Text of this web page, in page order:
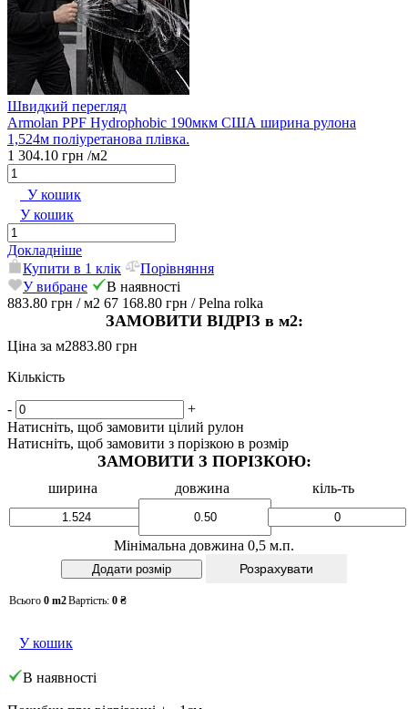
Швидкий перегляд
Armolan PPF Hydrophobic 190мкм США ширина рулона
1,524м поліуретанова плівка.
1 304.10 грн /м2
У кошик
У кошик
Докладніше
Купити в 1 клік
Порівняння
У вибране
В наявності
883.80 грн / м2 67 168.80 грн / Pelna rolka
ЗАМОВИТИ ВІДРІЗ в м2:
Ціна за м2883.80 грн
Кількість
-
+
Натисніть, щоб замовити цілий рулон
Натисніть, щоб замовити з порізкою в розмір
ЗАМОВИТИ З ПОРІЗКОЮ:
ширина довжина кіль-ть
Мінімальна довжина 0,5 м.п.
Розрахувати
Всього 0 m2Вартість: 0 ₴
У кошик
В наявності